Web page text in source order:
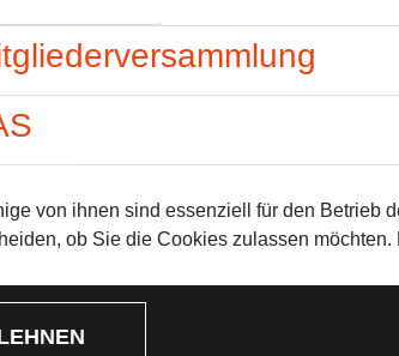
von ihnen sind essenziell für den
ob Sie die Cookies zulassen